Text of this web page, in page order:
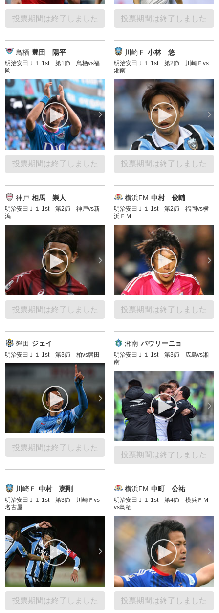
投票期間は終了しました 投票期間は終了しました
鳥栖 豊田 陽平
明治安田Ｊ１ 1st 第1節 鳥栖vs福
岡
投票期間は終了しました
川崎Ｆ 小林 悠
明治安田Ｊ１ 1st 第2節 川崎Ｆvs
湘南
投票期間は終了しました
神戸 相馬 崇人
明治安田Ｊ１ 1st 第2節 神戸vs新
潟
投票期間は終了しました
横浜FM 中村 俊輔
明治安田Ｊ１ 1st 第2節 福岡vs横
浜ＦＭ
投票期間は終了しました
磐田 ジェイ
明治安田Ｊ１ 1st 第3節 柏vs磐田
投票期間は終了しました
湘南 パウリーニョ
明治安田Ｊ１ 1st 第3節 広島vs湘
南
投票期間は終了しました
川崎Ｆ 中村 憲剛
明治安田Ｊ１ 1st 第3節 川崎Ｆvs
名古屋
投票期間は終了しました
横浜FM 中町 公祐
明治安田Ｊ１ 1st 第4節 横浜ＦＭ
vs鳥栖
投票期間は終了しました